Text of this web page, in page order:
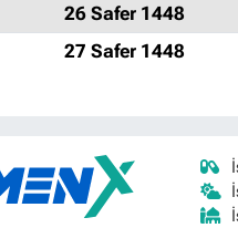
26 Safer 1448
27 Safer 1448